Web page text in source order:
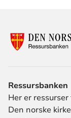
Ressursbanken
Her er
Den norske